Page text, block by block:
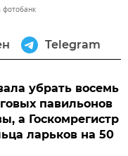
фотобанк
Telegram
убрать восемь
павильонов
а Госкомрегистр
ларьков на 50